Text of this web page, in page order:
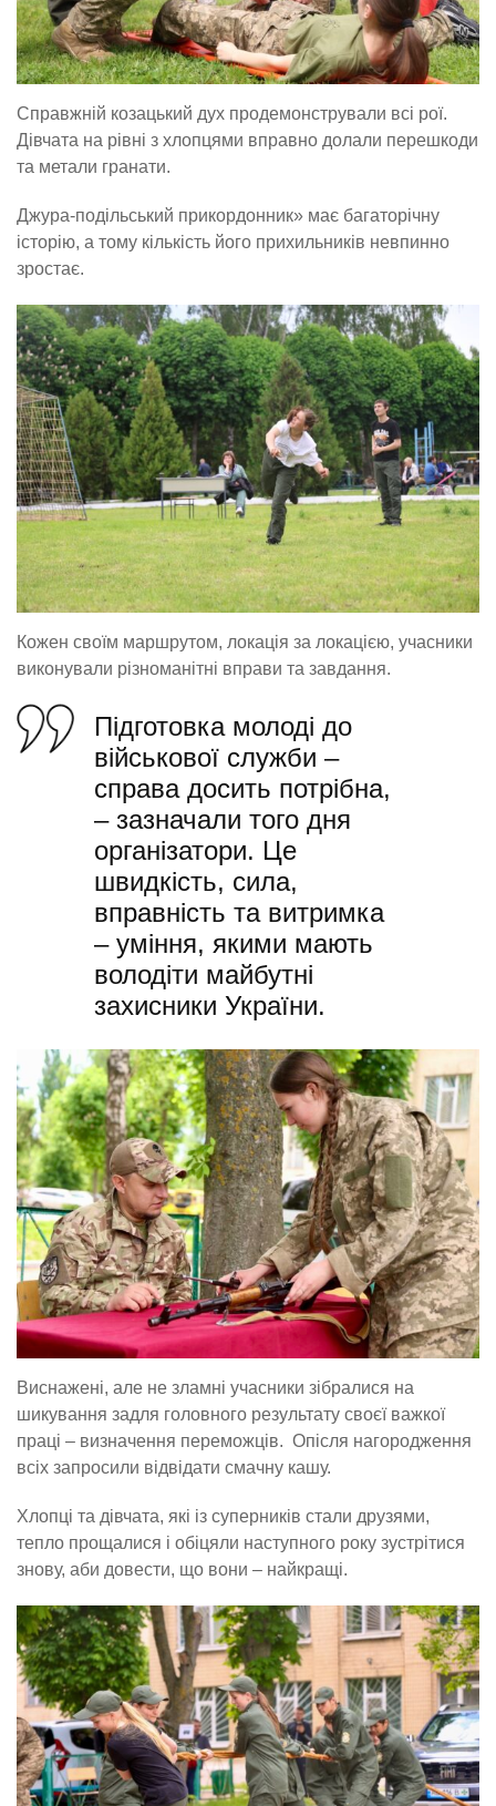
Справжній козацький дух продемонстрували всі рої.
Дівчата на рівні з хлопцями вправно долали перешкоди
та метали гранати.
Джура-подільський прикордонник» має багаторічну
історію, а тому кількість його прихильників невпинно
зростає.
Кожен своїм маршрутом, локація за локацією, учасники
виконували різноманітні вправи та завдання.
Підготовка молоді до
військової служби –
справа досить потрібна,
– зазначали того дня
організатори. Це
швидкість, сила,
вправність та витримка
– уміння, якими мають
володіти майбутні
захисники України.
Виснажені, але не зламні учасники зібралися на
шикування задля головного результату своєї важкої
праці – визначення переможців. Опісля нагородження
всіх запросили відвідати смачну кашу.
Хлопці та дівчата, які із суперників стали друзями,
тепло прощалися і обіцяли наступного року зустрітися
знову, аби довести, що вони – найкращі.